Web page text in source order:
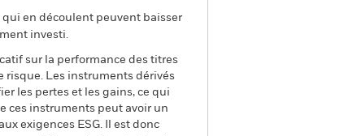
en découlent peuvent baisser
investi.
sur la performance des titres
risque. Les instruments dérivés
les pertes et les gains, ce qui
ces instruments peut avoir un
exigences ESG. Il est donc